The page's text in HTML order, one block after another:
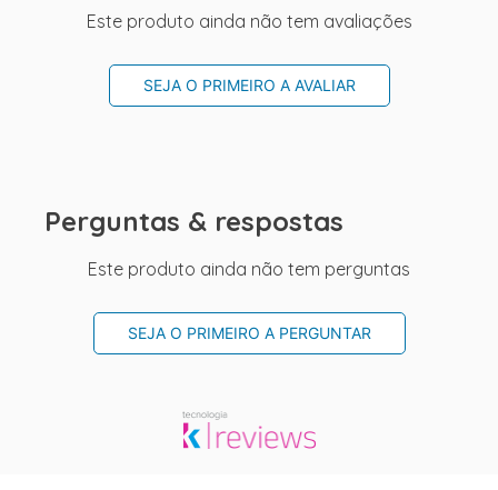
Este produto ainda não tem avaliações
SEJA O PRIMEIRO A AVALIAR
Perguntas & respostas
Este produto ainda não tem perguntas
SEJA O PRIMEIRO A PERGUNTAR